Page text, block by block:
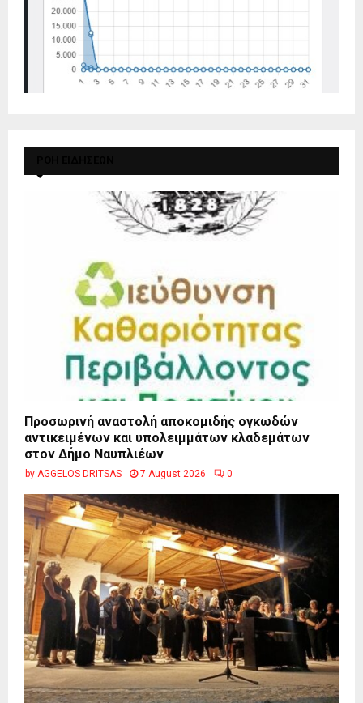
Προσωρινή αναστολή αποκομιδής ογκωδών
αντικειμένων και υπολειμμάτων κλαδεμάτων
στον Δήμο Ναυπλιέων
by AGGELOS DRITSAS 7 August 2026 0